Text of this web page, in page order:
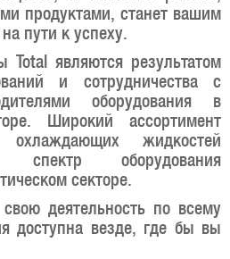
продуктами, станет вашим
пути к успеху.
Total являются результатом
и сотрудничества с
оборудования в
Широкий ассортимент
жидкостей
спектр оборудования
секторе.
деятельность по всему
доступна везде, где бы вы